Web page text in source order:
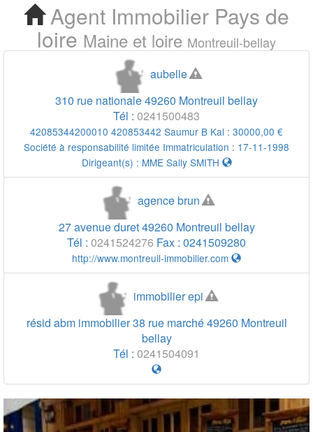
Cherchez votre Agent
Immobilier Montreuil
Agent Immobilier Pays de
loire Maine et loire Montreuil-bellay
aubelle
310 rue nationale49260 Montreuil bellay
Tél : 0241500483
42085344200010 420853442 Saumur B Kal : 30000,00 €
Société à responsabilité limitée Immatriculation : 17-11-1998
Dirigeant(s) : MME Sally SMITH
agence brun
27 avenue duret49260 Montreuil bellay
Tél : 0241524276 Fax : 0241509280
http://www.montreuil-immobilier.com
immobilier epi
résid abm immobilier 38 rue marché49260 Montreuil
bellay
Tél : 0241504091